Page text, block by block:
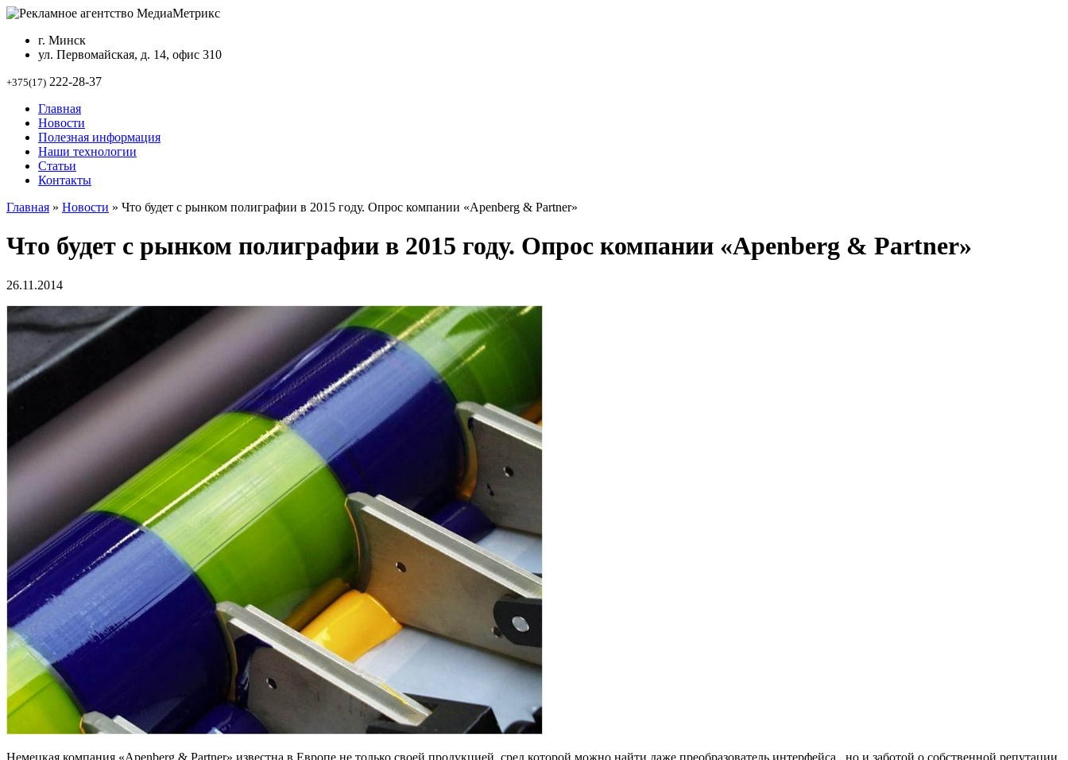
г. Минск
ул. Первомайская, д. 14, офис 310
+375(17) 222-28-37
Главная
Новости
Полезная информация
Наши технологии
Статьи
Контакты
Главная » Новости » Что будет с рынком полиграфии в 2015 году. Опрос компании «Apenberg & Partner»
Что будет с рынком полиграфии в 2015 году. Опрос компании «Apenberg & Partner»
26.11.2014
Немецкая компания «Apenberg & Partner» известна в Европе не только своей продукцией, сред которой можно найти даже преобразователь интерфейса , но и заботой о собственной репутации.